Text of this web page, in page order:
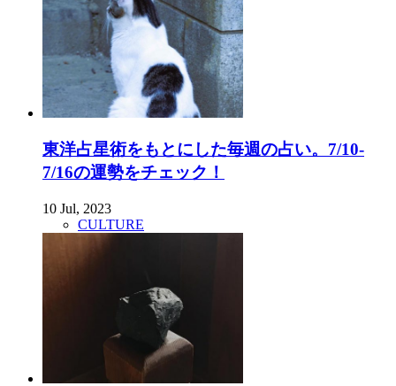
東洋占星術をもとにした毎週の占い。7/10-
7/16の運勢をチェック！
10 Jul, 2023
CULTURE